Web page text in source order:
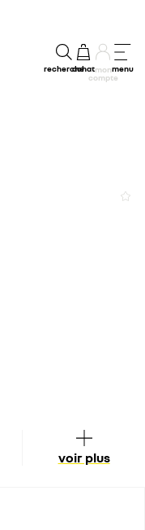
rechercheachatmon
compte
menu
voir plus